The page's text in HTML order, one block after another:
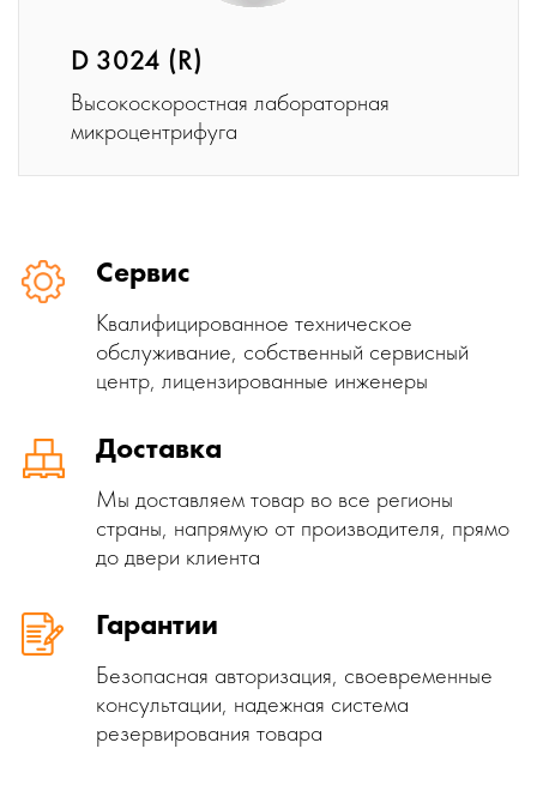
D 3024 (R)
Высокоскоростная лабораторная
микроцентрифуга
Сервис
Квалифицированное техническое
обслуживание, собственный сервисный
центр, лицензированные инженеры
Доставка
Мы доставляем товар во все регионы
страны, напрямую от производителя, прямо
до двери клиента
Гарантии
Безопасная авторизация, своевременные
консультации, надежная система
резервирования товара